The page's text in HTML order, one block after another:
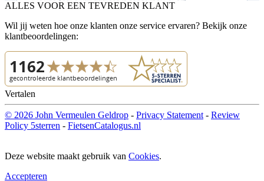
ALLES VOOR EEN TEVREDEN KLANT
Wil jij weten hoe onze klanten onze service ervaren? Bekijk onze
klantbeoordelingen:
Vertalen
© 2026 John Vermeulen Geldrop - Privacy Statement - Review
Policy 5sterren - FietsenCatalogus.nl
Deze website maakt gebruik van Cookies.
Accepteren